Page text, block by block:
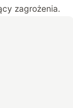
zagrożenia.